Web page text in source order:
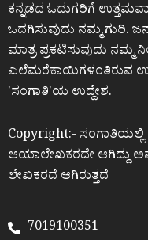
ಕನ್ನಡದ ಓದುಗರಿಗೆ
ಒದಗಿಸುವುದು ನಮ್ಮ ಗುರಿ.
ಮಾತ್ರ ಪ್ರಕಟಿಸುವುದು ನಮ್ಮ
ಎಲೆಮರೆಕಾಯಿಗಳಂತಿರುವ
ʼಸಂಗಾತಿʼಯ ಉದ್ದೇಶ.
Copyright:- ಸಂಗಾತಿಯಲ್ಲಿ
ಆಯಾಲೇಖಕರದೇ ಆಗಿದ್ದು
ಲೇಖಕರದೆ ಆಗಿರುತ್ತದೆ
7019100351